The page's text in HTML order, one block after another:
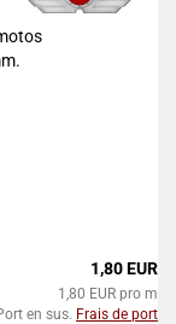
1,80 EUR
1,80 EUR pro m
en sus. Frais de port